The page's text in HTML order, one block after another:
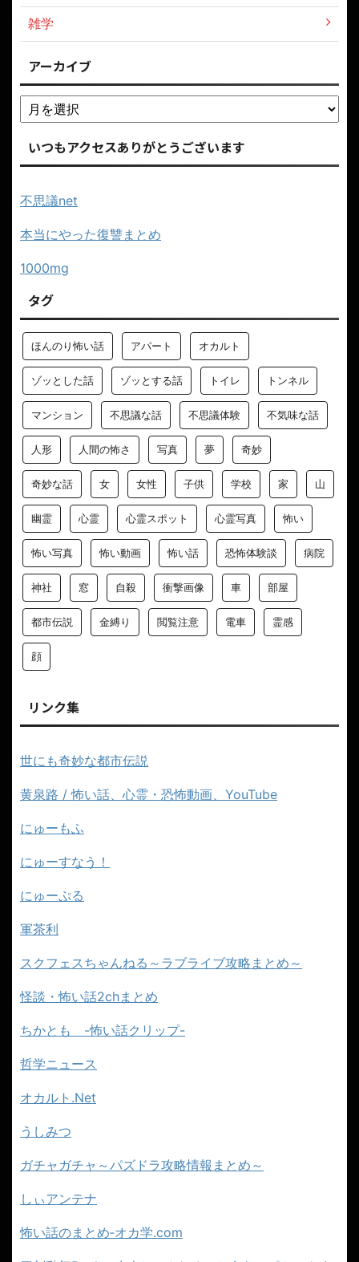
雑学
アーカイブ
いつもアクセスありがとうございます
不思議net
本当にやった復讐まとめ
1000mg
タグ
ほんのり怖い話 アパート オカルト
ゾッとした話 ゾッとする話 トイレ トンネル
マンション 不思議な話 不思議体験 不気味な話
人形 人間の怖さ 写真 夢 奇妙
奇妙な話 女 女性 子供 学校 家 山
幽霊 心霊 心霊スポット 心霊写真 怖い
怖い写真 怖い動画 怖い話 恐怖体験談 病院
神社 窓 自殺 衝撃画像 車 部屋
都市伝説 金縛り 閲覧注意 電車 霊感
顔
リンク集
世にも奇妙な都市伝説
黄泉路 / 怖い話、心霊・恐怖動画、YouTube
にゅーもふ
にゅーすなう！
にゅーぷる
軍茶利
スクフェスちゃんねる～ラブライブ攻略まとめ～
怪談・怖い話2chまとめ
ちかとも -怖い話クリップ-
哲学ニュース
オカルト.Net
うしみつ
ガチャガチャ～パズドラ攻略情報まとめ～
しぃアンテナ
怖い話のまとめ‐オカ学.com